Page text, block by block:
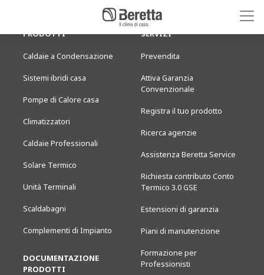
PRODOTTI
Caldaie a Condensazione
Sistemi ibridi casa
Pompe di Calore casa
Climatizzatori
Caldaie Professionali
Solare Termico
Unità Terminali
Scaldabagni
Complementi di Impianto
DOCUMENTAZIONE
PRODOTTI
SERVIZI
Prevendita
Attiva Garanzia
Convenzionale
Registra il tuo prodotto
Ricerca agenzie
Assistenza Beretta Service
Richiesta contributo Conto
Termico 3.0 GSE
Estensioni di garanzia
Piani di manutenzione
Formazione per
Professionisti